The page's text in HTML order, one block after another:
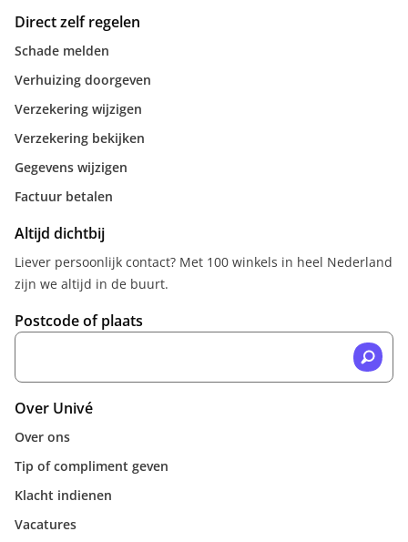
Direct zelf regelen
Schade melden
Verhuizing doorgeven
Verzekering wijzigen
Verzekering bekijken
Gegevens wijzigen
Factuur betalen
Altijd dichtbij
Liever persoonlijk contact? Met 100 winkels in heel Nederland
zijn we altijd in de buurt.
Postcode of plaats
Over Univé
Over ons
Tip of compliment geven
Klacht indienen
Vacatures